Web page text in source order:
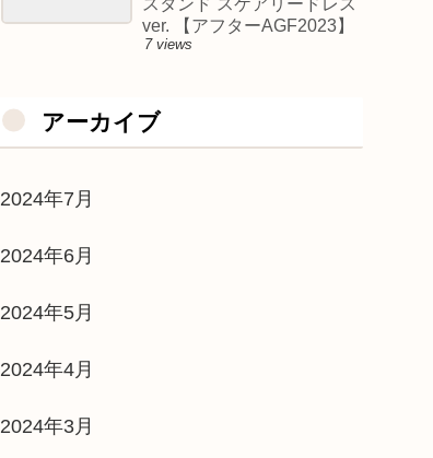
ver. 【アフターAGF2023】
7 views
アーカイブ
2024年7月
2024年6月
2024年5月
2024年4月
2024年3月